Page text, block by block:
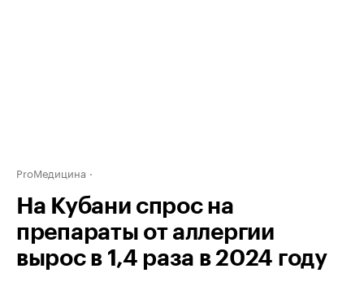
ProМедицина
На Кубани спрос на
препараты от аллергии
вырос в 1,4 раза в 2024 году